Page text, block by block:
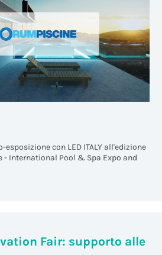
esposizione con LED ITALY all'edizione
- International Pool & Spa Expo and
Fair: supporto alle